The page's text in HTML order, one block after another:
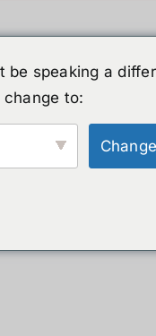
be speaking a
to: